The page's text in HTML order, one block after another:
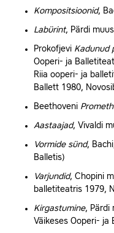
Kompositsioonid,
Labürint, Pärdi
Prokofjevi Kadunud
Ooperi‑ ja
Riia ooperi‑ ja
Ballett 1980,
Beethoveni
Aastaajad, Vivaldi
Vormide sünd,
Balletis)
Varjundid, Chopini
balletiteatris 1979,
Kirgastumine, Pärdi
Väikeses Ooperi‑